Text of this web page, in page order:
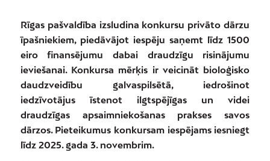
Rīgas pašvaldība izsludina konkursu privāto dārzu
īpašniekiem, piedāvājot iespēju saņemt līdz 1500
eiro finansējumu dabai draudzīgu risinājumu
ieviešanai. Konkursa mērķis ir veicināt bioloģisko
daudzveidību galvaspilsētā, iedrošinot
iedzīvotājus īstenot ilgtspējīgas un videi
draudzīgas apsaimniekošanas prakses savos
dārzos. Pieteikumus konkursam iespējams iesniegt
līdz 2025. gada 3. novembrim.